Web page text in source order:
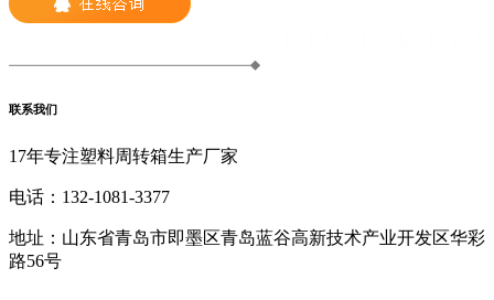
联系我们
17年专注塑料周转箱生产厂家
电话： 132-1081-3377
地址： 山东省青岛市即墨区青岛蓝谷高新技术产业开发区华彩
路56号